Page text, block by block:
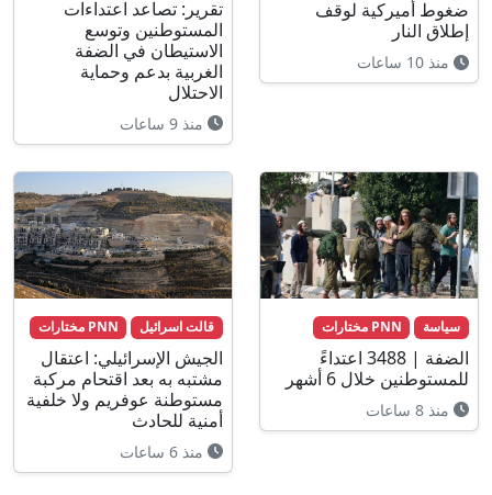
ضغوط أميركية لوقف
إطلاق النار
منذ 10 ساعات
تقرير: تصاعد اعتداءات
المستوطنين وتوسع
الاستيطان في الضفة
الغربية بدعم وحماية
الاحتلال
منذ 9 ساعات
سياسة PNN مختارات
الضفة | 3488 اعتداءً
للمستوطنين خلال 6 أشهر
منذ 8 ساعات
قالت اسرائيل PNN مختارات
الجيش الإسرائيلي: اعتقال
مشتبه به بعد اقتحام مركبة
مستوطنة عوفريم ولا خلفية
أمنية للحادث
منذ 6 ساعات